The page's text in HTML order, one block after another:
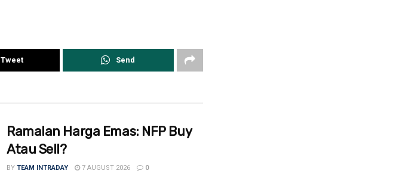
Tweet Send
Ramalan Harga Emas: NFP Buy
Atau Sell?
BY TEAM INTRADAY 7 AUGUST 2026 0